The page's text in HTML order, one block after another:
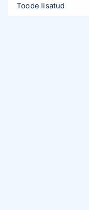
Toode lisatud